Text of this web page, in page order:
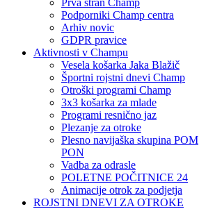
Prva stran Champ
Podporniki Champ centra
Arhiv novic
GDPR pravice
Aktivnosti v Champu
Vesela košarka Jaka Blažič
Športni rojstni dnevi Champ
Otroški programi Champ
3x3 košarka za mlade
Programi resnično jaz
Plezanje za otroke
Plesno navijaška skupina POM
PON
Vadba za odrasle
POLETNE POČITNICE 24
Animacije otrok za podjetja
ROJSTNI DNEVI ZA OTROKE